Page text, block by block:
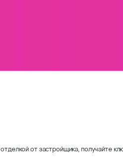
от застройщика, получайте